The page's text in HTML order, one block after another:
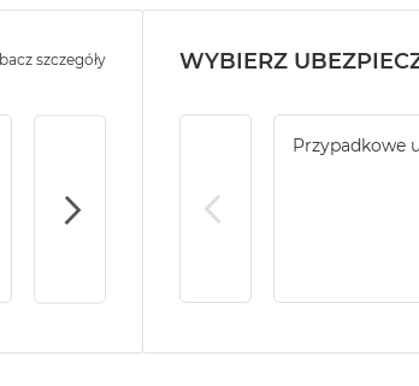
Service Pack Platinum PRO - 4 lata
szczegóły WYBIERZ
Przypadkowe